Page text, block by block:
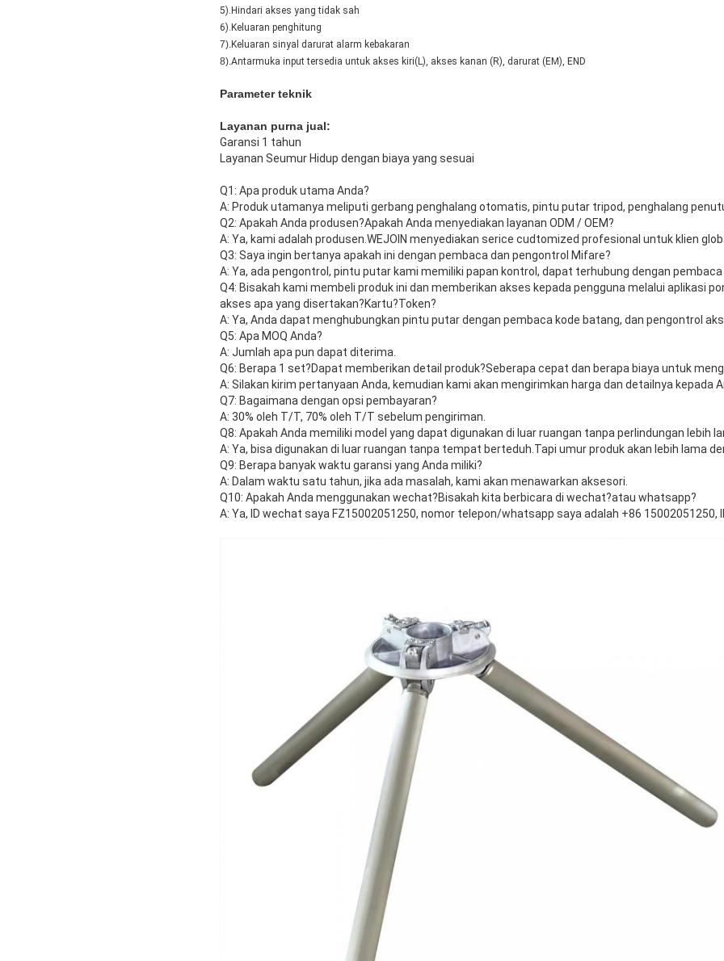
5). Hindari akses yang tidak sah
6). Keluaran penghitung
7). Keluaran sinyal darurat alarm kebakaran
8). Antarmuka input tersedia untuk akses kiri(L), akses kanan (R), darurat (EM), END
Parameter teknik
Layanan purna jual:
Garansi 1 tahun
Layanan Seumur Hidup dengan biaya yang sesuai
Q1: Apa produk utama Anda?
A: Produk utamanya meliputi gerbang penghalang otomatis, pintu putar tripod, penghalang
Q2: Apakah Anda produsen?Apakah Anda menyediakan layanan ODM / OEM?
A: Ya, kami adalah produsen.WEJOIN menyediakan serice cudtomized profesional untuk klien
Q3: Saya ingin bertanya apakah ini dengan pembaca dan pengontrol Mifare?
A: Ya, ada pengontrol, pintu putar kami memiliki papan kontrol, dapat terhubung dengan
Q4: Bisakah kami membeli produk ini dan memberikan akses kepada pengguna melalui aplikasi
akses apa yang disertakan?Kartu?Token?
A: Ya, Anda dapat menghubungkan pintu putar dengan pembaca kode batang, dan pengontrol
Q5: Apa MOQ Anda?
A: Jumlah apa pun dapat diterima.
Q6: Berapa 1 set?Dapat memberikan detail produk?Seberapa cepat dan berapa biaya untuk
A: Silakan kirim pertanyaan Anda, kemudian kami akan mengirimkan harga dan detailnya kepada
Q7: Bagaimana dengan opsi pembayaran?
A: 30% oleh T/T, 70% oleh T/T sebelum pengiriman.
Q8: Apakah Anda memiliki model yang dapat digunakan di luar ruangan tanpa perlindungan lebih
A: Ya, bisa digunakan di luar ruangan tanpa tempat berteduh.Tapi umur produk akan lebih lama
Q9: Berapa banyak waktu garansi yang Anda miliki?
A: Dalam waktu satu tahun, jika ada masalah, kami akan menawarkan aksesori.
Q10: Apakah Anda menggunakan wechat?Bisakah kita berbicara di wechat?atau whatsapp?
A: Ya, ID wechat saya FZ15002051250, nomor telepon/whatsapp saya adalah +86 15002051250,